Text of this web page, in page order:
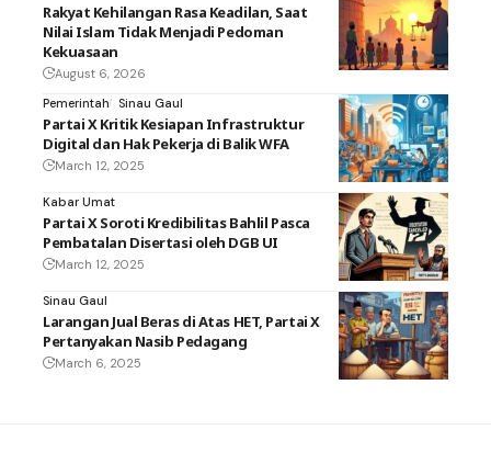
Rakyat Kehilangan Rasa Keadilan, Saat
Nilai Islam Tidak Menjadi Pedoman
Kekuasaan
August 6, 2026
Pemerintah
Sinau Gaul
Partai X Kritik Kesiapan Infrastruktur
Digital dan Hak Pekerja di Balik WFA
March 12, 2025
Kabar Umat
Partai X Soroti Kredibilitas Bahlil Pasca
Pembatalan Disertasi oleh DGB UI
March 12, 2025
Sinau Gaul
Larangan Jual Beras di Atas HET, Partai X
Pertanyakan Nasib Pedagang
March 6, 2025